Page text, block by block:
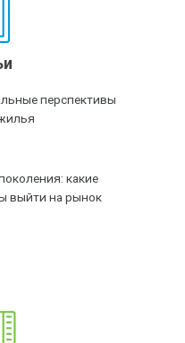
перспективы
какие
выйти на рынок